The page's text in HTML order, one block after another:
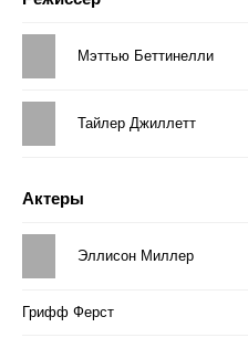
Мэттью Беттинелли
Тайлер Джиллетт
Актеры
Эллисон Миллер
Грифф Ферст